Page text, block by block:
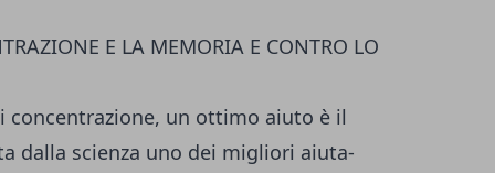
E LA MEMORIA E CONTRO LO
concentrazione, un ottimo aiuto è il
dalla scienza uno dei migliori aiuta-